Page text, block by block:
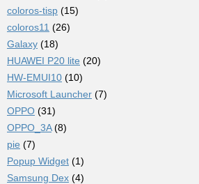
coloros-tisp (15)
coloros11 (26)
Galaxy (18)
HUAWEI P20 lite (20)
HW-EMUI10 (10)
Microsoft Launcher (7)
OPPO (31)
OPPO_3A(8)
pie (7)
Popup Widget (1)
Samsung Dex (4)